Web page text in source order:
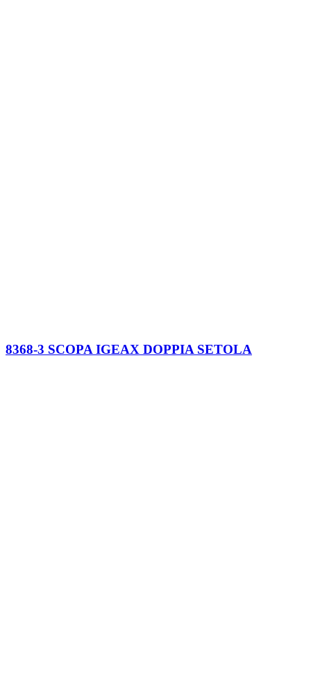
8368-3 SCOPA IGEAX DOPPIA SETOLA